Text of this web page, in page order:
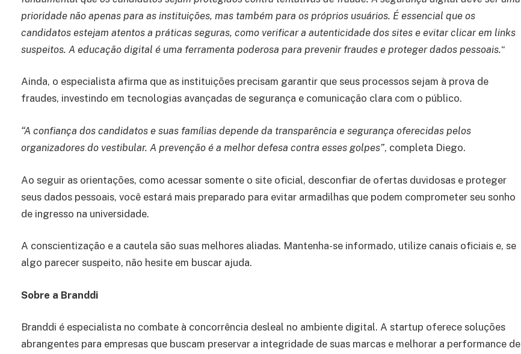
prioridade não apenas para as instituições, mas também para os próprios usuários. É essencial que os
candidatos estejam atentos a práticas seguras, como verificar a autenticidade dos sites e evitar clicar em links
suspeitos. A educação digital é uma ferramenta poderosa para prevenir fraudes e proteger dados pessoais.“
Ainda, o especialista afirma que as instituições precisam garantir que seus processos sejam à prova de
fraudes, investindo em tecnologias avançadas de segurança e comunicação clara com o público.
“A confiança dos candidatos e suas famílias depende da transparência e segurança oferecidas pelos
organizadores do vestibular. A prevenção é a melhor defesa contra esses golpes”, completa Diego.
Ao seguir as orientações, como acessar somente o site oficial, desconfiar de ofertas duvidosas e proteger
seus dados pessoais, você estará mais preparado para evitar armadilhas que podem comprometer seu sonho
de ingresso na universidade.
A conscientização e a cautela são suas melhores aliadas. Mantenha-se informado, utilize canais oficiais e, se
algo parecer suspeito, não hesite em buscar ajuda.
Sobre a Branddi
Branddi é especialista no combate à concorrência desleal no ambiente digital. A startup oferece soluções
abrangentes para empresas que buscam preservar a integridade de suas marcas e melhorar a performance de